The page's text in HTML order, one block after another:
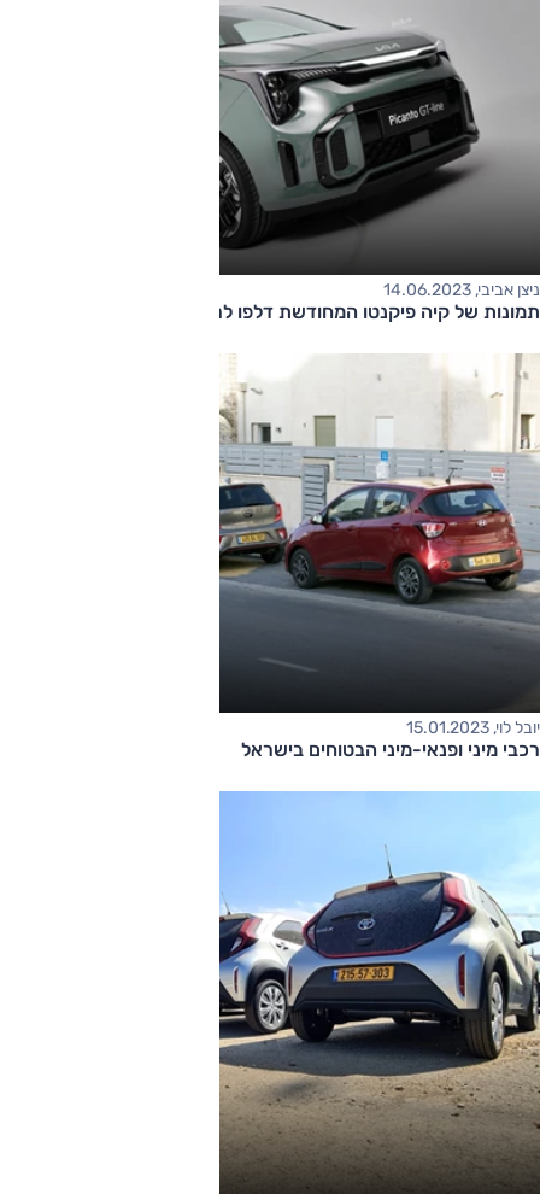
ניצן אביבי, 14.06.2023
תמונות של קיה פיקנטו המחודשת דלפו לרשת
יובל לוי, 15.01.2023
​רכבי מיני ופנאי-מיני הבטוחים בישראל